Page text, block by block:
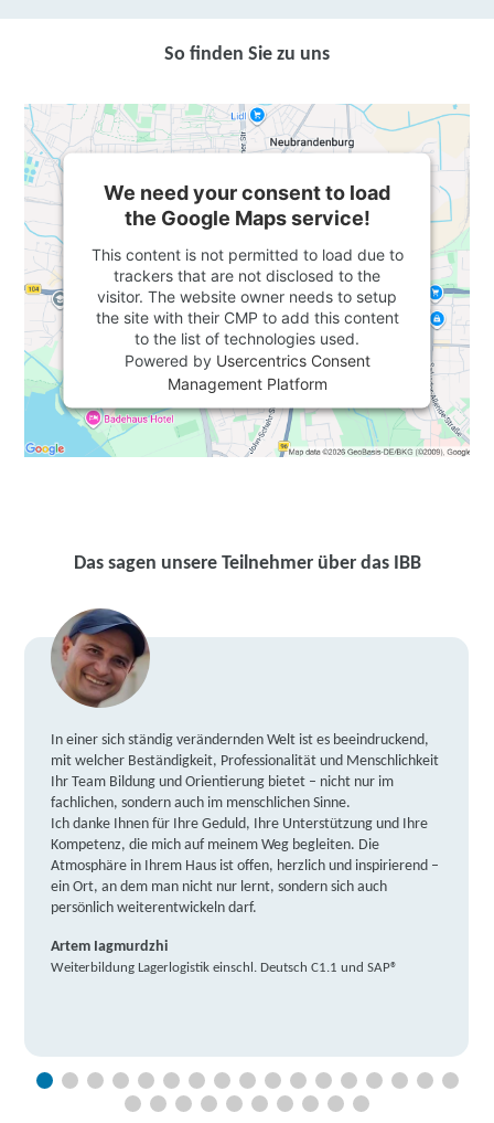
So finden Sie zu uns
We need your consent to load
the Google Maps service!
This content is not permitted to load due to
trackers that are not disclosed to the
visitor. The website owner needs to setup
the site with their CMP to add this content
to the list of technologies used.
Powered by Usercentrics Consent
Management Platform
Das sagen unsere Teilnehmer über das IBB
In einer sich ständig verändernden Welt ist es beeindruckend,
mit welcher Beständigkeit, Professionalität und Menschlichkeit
Ihr Team Bildung und Orientierung bietet – nicht nur im
fachlichen, sondern auch im menschlichen Sinne.
Ich danke Ihnen für Ihre Geduld, Ihre Unterstützung und Ihre
Kompetenz, die mich auf meinem Weg begleiten. Die
Atmosphäre in Ihrem Haus ist offen, herzlich und inspirierend –
ein Ort, an dem man nicht nur lernt, sondern sich auch
persönlich weiterentwickeln darf.
Artem Iagmurdzhi
Weiterbildung Lagerlogistik einschl. Deutsch C1.1 und SAP®